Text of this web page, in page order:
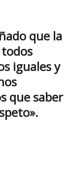
que la
iguales y
que saber